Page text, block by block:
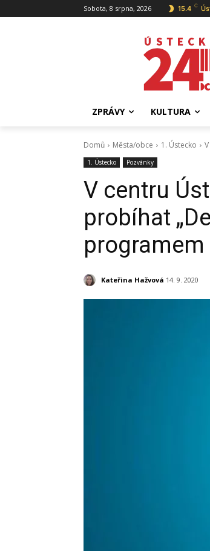
Sobota, 8 srpna, 2026 15.4 C
ZPRÁVY KULTURA
Domů Města/obce 1. Ústecko
1. Ústecko Pozvánky
V centru
probíhat
programem
Kateřina Hažvová 14. 9. 2020